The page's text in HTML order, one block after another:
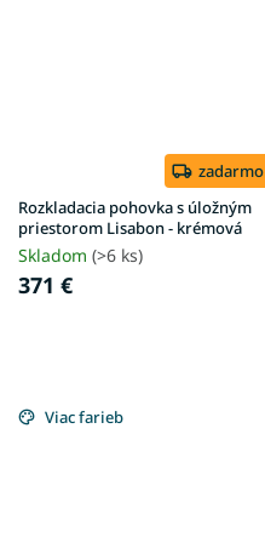
zadarmo
Rozkladacia pohovka s úložným
priestorom Lisabon - krémová
Skladom (>6 ks)
371 €
Viac farieb